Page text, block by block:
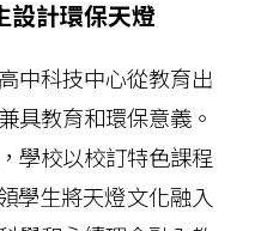
計環保天燈
中科技中心從教育出
具教育和環保意義。
學校以校訂特色課程
學生將天燈文化融入